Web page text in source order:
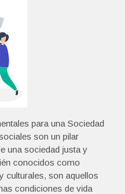
para una Sociedad
son un pilar
una sociedad justa y
conocidos como
culturales, son aquellos
condiciones de vida